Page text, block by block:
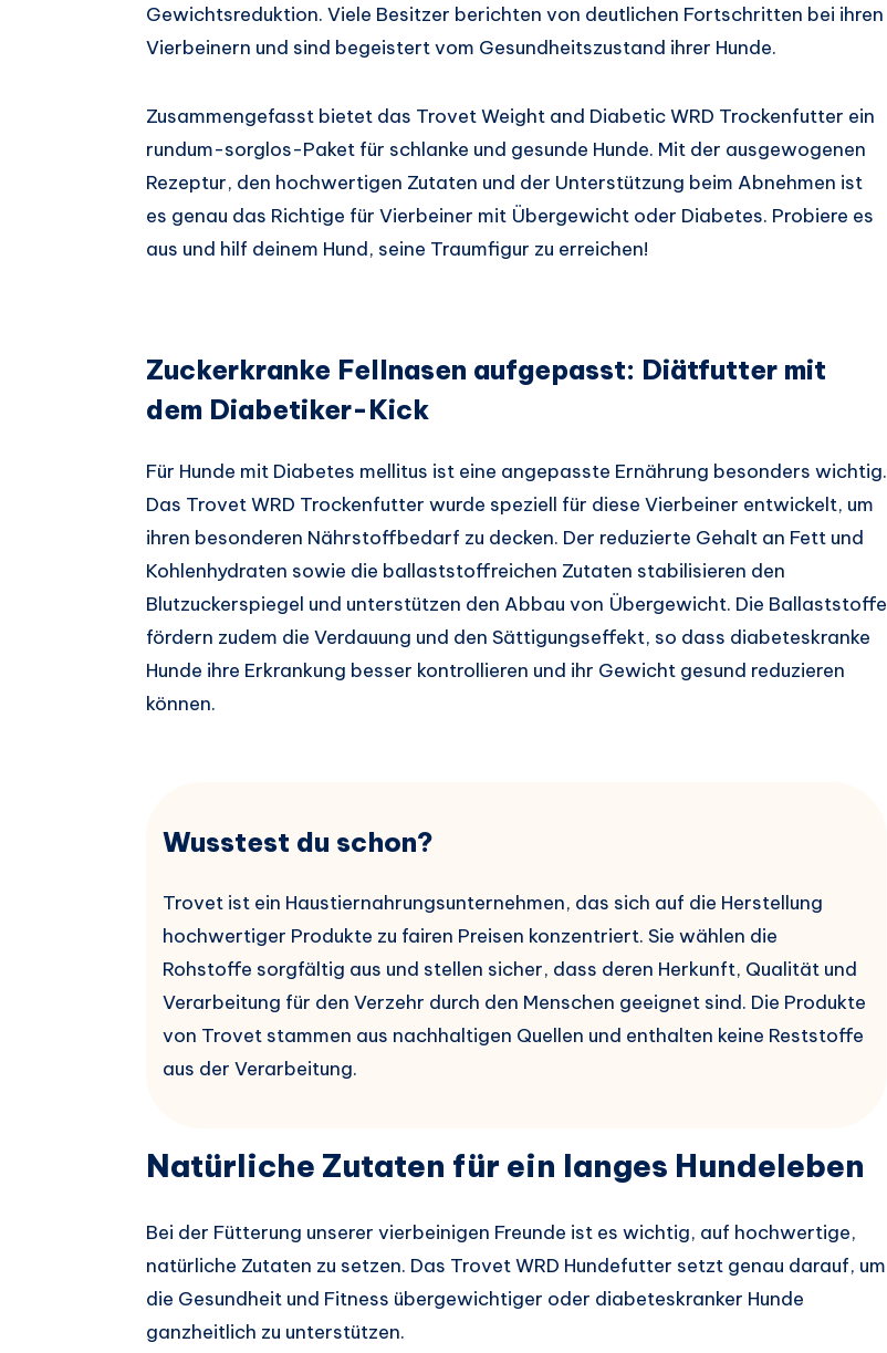
Gewichtsreduktion. Viele Besitzer berichten von deutlichen Fortschritten bei ihren
Vierbeinern und sind begeistert vom Gesundheitszustand ihrer Hunde.
Zusammengefasst bietet das Trovet Weight and Diabetic WRD Trockenfutter ein
rundum-sorglos-Paket für schlanke und gesunde Hunde. Mit der ausgewogenen
Rezeptur, den hochwertigen Zutaten und der Unterstützung beim Abnehmen ist
es genau das Richtige für Vierbeiner mit Übergewicht oder Diabetes. Probiere es
aus und hilf deinem Hund, seine Traumfigur zu erreichen!
Zuckerkranke Fellnasen aufgepasst: Diätfutter mit
dem Diabetiker-Kick
Für Hunde mit Diabetes mellitus ist eine angepasste Ernährung besonders wichtig.
Das Trovet WRD Trockenfutter wurde speziell für diese Vierbeiner entwickelt, um
ihren besonderen Nährstoffbedarf zu decken. Der reduzierte Gehalt an Fett und
Kohlenhydraten sowie die ballaststoffreichen Zutaten stabilisieren den
Blutzuckerspiegel und unterstützen den Abbau von Übergewicht. Die Ballaststoffe
fördern zudem die Verdauung und den Sättigungseffekt, so dass diabeteskranke
Hunde ihre Erkrankung besser kontrollieren und ihr Gewicht gesund reduzieren
können.
Wusstest du schon?
Trovet ist ein Haustiernahrungsunternehmen, das sich auf die Herstellung
hochwertiger Produkte zu fairen Preisen konzentriert. Sie wählen die
Rohstoffe sorgfältig aus und stellen sicher, dass deren Herkunft, Qualität und
Verarbeitung für den Verzehr durch den Menschen geeignet sind. Die Produkte
von Trovet stammen aus nachhaltigen Quellen und enthalten keine Reststoffe
aus der Verarbeitung.
Natürliche Zutaten für ein langes Hundeleben
Bei der Fütterung unserer vierbeinigen Freunde ist es wichtig, auf hochwertige,
natürliche Zutaten zu setzen. Das Trovet WRD Hundefutter setzt genau darauf, um
die Gesundheit und Fitness übergewichtiger oder diabeteskranker Hunde
ganzheitlich zu unterstützen.